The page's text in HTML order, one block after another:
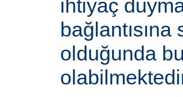
ihtiyaç
olduğunda